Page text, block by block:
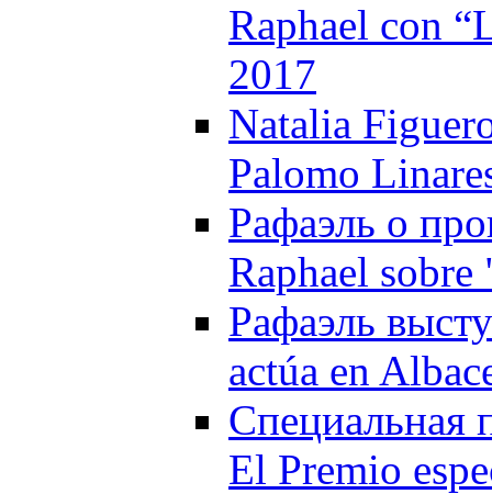
Raphael con
2017
Natalia
Palomo
Рафаэль о
Raphael
Рафаэль
actúa en
Специальная
El Premio